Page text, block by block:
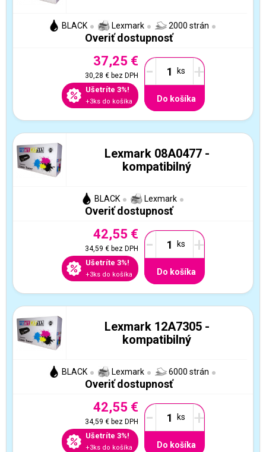
BLACK Lexmark 2000 strán
Overiť dostupnosť
37,25 €
30,28 €bez DPH
Ušetríte 3%!
+3ks do košíka
- +
Do košíka
Lexmark 08A0477 -
kompatibilný
BLACK Lexmark
Overiť dostupnosť
42,55 €
34,59 €bez DPH
Ušetríte 3%!
+3ks do košíka
- +
Do košíka
Lexmark 12A7305 -
kompatibilný
BLACK Lexmark 6000 strán
Overiť dostupnosť
42,55 €
34,59 €bez DPH
Ušetríte 3%!
+3ks do košíka
- +
Do košíka